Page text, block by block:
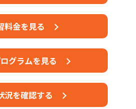
料金を見る
グラムを見る
況を確認する